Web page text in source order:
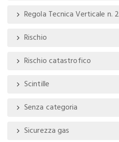
Regola Tecnica Verticale n. 2
Rischio
Rischio catastrofico
Scintille
Senza categoria
Sicurezza gas